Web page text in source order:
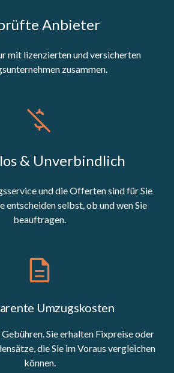
Anbieter
mit lizenzierten und versicherten
zusammen.
& Unverbindlich
und die Offerten sind für Sie
entscheiden selbst, ob und wen Sie
beauftragen.
Umzugskosten
Sie erhalten Fixpreise oder
die Sie im Voraus vergleichen
können.